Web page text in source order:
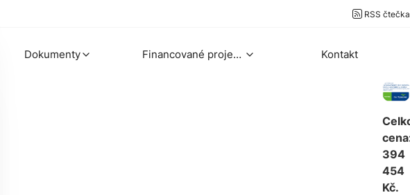
RSS čtečka
Dokumenty Financované projekty Kontakt
394
454
Kč.